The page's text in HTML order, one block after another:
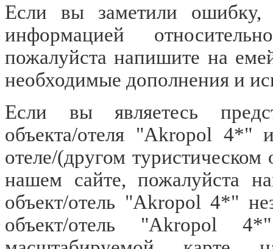
Если вы заметили ошибку,
информацией
пожалуйста напишите на
необходимые дополнения и
Если вы являетесь
объекта/отеля "Akropol 4*"
отеле/(другом
нашем сайте, пожалуйста
объект/отель "Akropol 4*"
объект/отель "Akropol